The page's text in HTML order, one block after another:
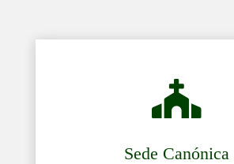

Sede Canónica